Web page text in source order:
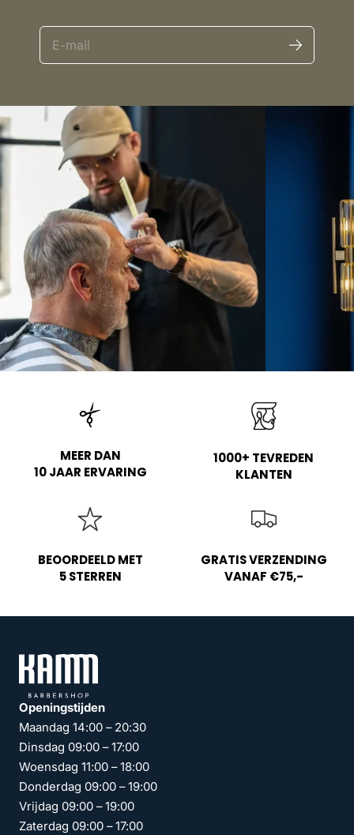
MEER DAN
10 JAAR ERVARING
1000+ TEVREDEN
KLANTEN
BEOORDEELD MET
5 STERREN
GRATIS VERZENDING
VANAF €75,-
Openingstijden
Maandag 14:00 – 20:30
Dinsdag 09:00 – 17:00
Woensdag 11:00 – 18:00
Donderdag 09:00 – 19:00
Vrijdag 09:00 – 19:00
Zaterdag 09:00 – 17:00